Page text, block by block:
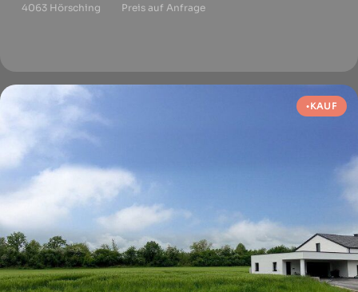
4063 Hörsching Preis auf Anfrage
KAUF